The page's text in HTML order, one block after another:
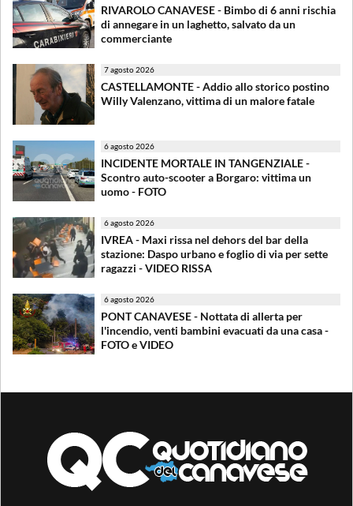
RIVAROLO CANAVESE - Bimbo di 6 anni rischia
di annegare in un laghetto, salvato da un
commerciante
7 agosto 2026
CASTELLAMONTE - Addio allo storico postino
Willy Valenzano, vittima di un malore fatale
6 agosto 2026
INCIDENTE MORTALE IN TANGENZIALE -
Scontro auto-scooter a Borgaro: vittima un
uomo - FOTO
6 agosto 2026
IVREA - Maxi rissa nel dehors del bar della
stazione: Daspo urbano e foglio di via per sette
ragazzi - VIDEO RISSA
6 agosto 2026
PONT CANAVESE - Nottata di allerta per
l'incendio, venti bambini evacuati da una casa -
FOTO e VIDEO